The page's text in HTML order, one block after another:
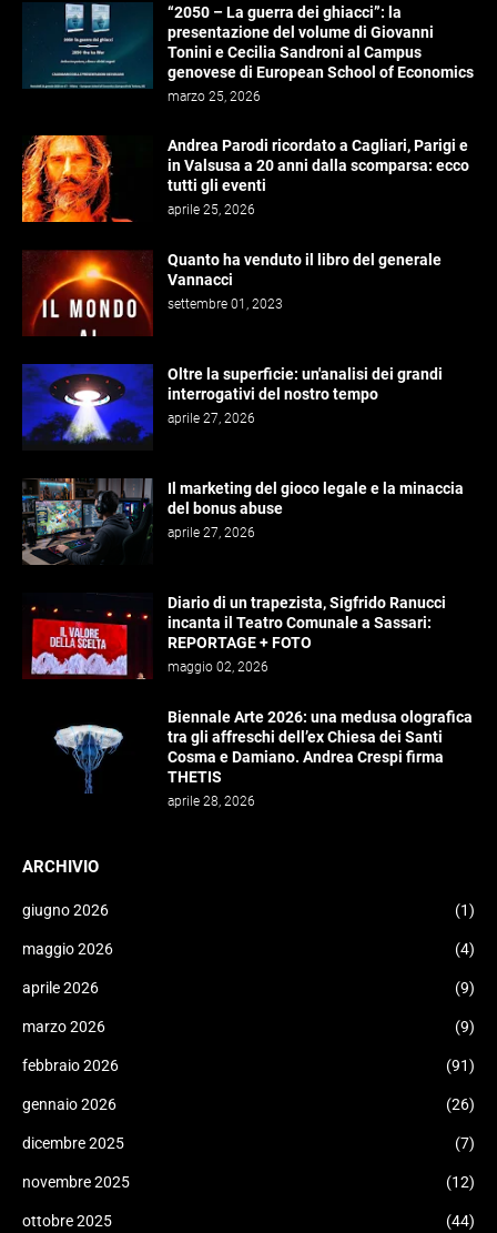
“2050 – La guerra dei ghiacci”: la
presentazione del volume di Giovanni
Tonini e Cecilia Sandroni al Campus
genovese di European School of Economics
marzo 25, 2026
Andrea Parodi ricordato a Cagliari, Parigi e
in Valsusa a 20 anni dalla scomparsa: ecco
tutti gli eventi
aprile 25, 2026
Quanto ha venduto il libro del generale
Vannacci
settembre 01, 2023
Oltre la superficie: un'analisi dei grandi
interrogativi del nostro tempo
aprile 27, 2026
Il marketing del gioco legale e la minaccia
del bonus abuse
aprile 27, 2026
Diario di un trapezista, Sigfrido Ranucci
incanta il Teatro Comunale a Sassari:
REPORTAGE + FOTO
maggio 02, 2026
Biennale Arte 2026: una medusa olografica
tra gli affreschi dell’ex Chiesa dei Santi
Cosma e Damiano. Andrea Crespi firma
THETIS
aprile 28, 2026
ARCHIVIO
giugno 2026 (1)
maggio 2026 (4)
aprile 2026 (9)
marzo 2026 (9)
febbraio 2026 (91)
gennaio 2026 (26)
dicembre 2025 (7)
novembre 2025 (12)
ottobre 2025 (44)